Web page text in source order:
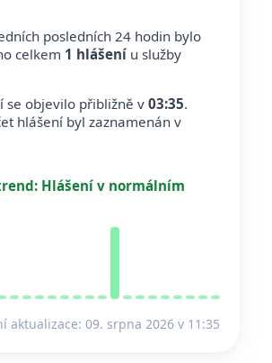
posledních 24 hodin bylo
celkem 1 hlášení u služby
se objevilo přibližně v 03:35.
hlášení byl zaznamenán v
Hlášení v normálním
aktualizace: 09. srpna 2026 v 11:35